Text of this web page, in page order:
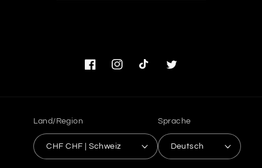
FacebookInstagramTikTok Twitter
Land/Region
CHF CHF | Schweiz
Sprache
Deutsch